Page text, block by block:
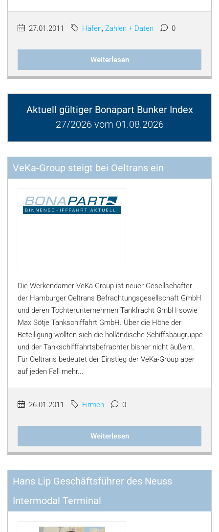
27.01.2011 Häfen, Zahlen + Daten 0
Weiterlesen
Aktuell gültiger Bonapart Bunker Index
27/2026 vom 01.08.2026
VeKa-Group steigt bei Oeltrans ein
Die Werkendamer VeKa Group ist neuer Gesellschafter
der Hamburger Oeltrans Befrachtungsgesellschaft GmbH
und deren Tochterunternehmen Tankfracht GmbH sowie
Max Sötje Tankschiffahrt GmbH. Über die Höhe der
Beteiligung wollten sich die holländische Schiffsbaugruppe
und der Tankschifffahrtsbefrachter bisher nicht äußern.
Für Oeltrans bedeutet der Einstieg der VeKa-Group aber
auf jeden Fall mehr...
26.01.2011 Firmen 0
Weiterlesen
Hans Lip Geschäftsführer des Neuss
Intermodal Terminal